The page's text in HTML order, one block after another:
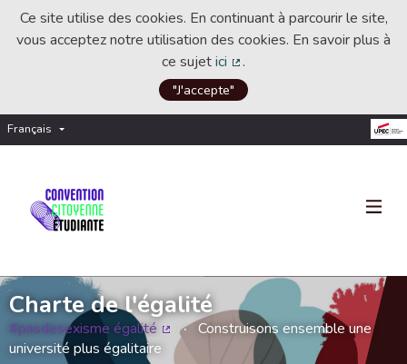
Ce site utilise des cookies. En continuant à parcourir le site,
vous acceptez notre utilisation des cookies. En savoir plus à
ce sujetici
(Lien externe)
.
"J'accepte"
Français Choisir la langue
Charte de l'égalité
#pasdesexisme égalité
(Lien externe)
Construisons ensemble une
université plus égalitaire